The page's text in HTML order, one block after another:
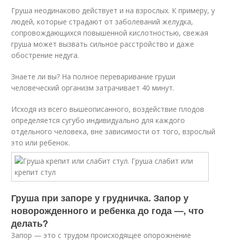
Груша неодинаково действует и на взрослых. К примеру, у
людей, которые страдают от заболеваний желудка,
сопровождающихся повышенной кислотностью, свежая
груша может вызвать сильное расстройство и даже
обострение недуга.
Знаете ли вы? На полное переваривание груши
человеческий организм затрачивает 40 минут.
Исходя из всего вышеописанного, воздействие плодов
определяется сугубо индивидуально для каждого
отдельного человека, вне зависимости от того, взрослый
это или ребенок.
Груша при запоре у грудничка. Запор у
новорожденного и ребенка до года —, что
делать?
Запор — это с трудом происходящее опорожнение